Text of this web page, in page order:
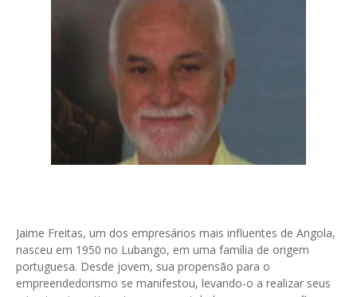
Jaime Freitas, um dos empresários mais influentes de Angola,
nasceu em 1950 no Lubango, em uma família de origem
portuguesa. Desde jovem, sua propensão para o
empreendedorismo se manifestou, levando-o a realizar seus